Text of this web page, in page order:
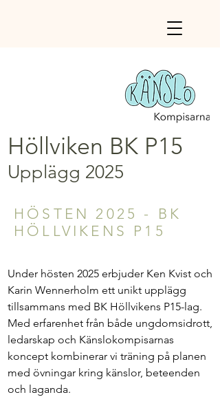
Höllviken BK P15
Upplägg 2025
HÖSTEN 2025 - BK
HÖLLVIKENS P15
Under hösten 2025 erbjuder Ken Kvist och
Karin Wennerholm ett unikt upplägg
tillsammans med BK Höllvikens P15-lag.
Med erfarenhet från både ungdomsidrott,
ledarskap och Känslokompisarnas
koncept kombinerar vi träning på planen
med övningar kring känslor, beteenden
och laganda.